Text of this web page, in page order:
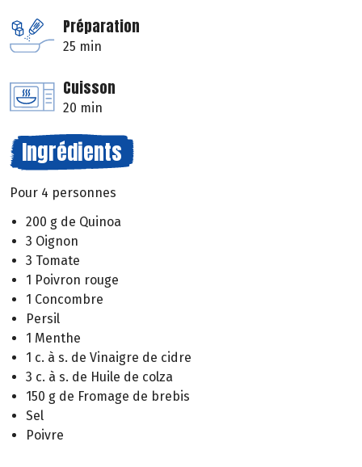
Préparation
25 min
Cuisson
20 min
Ingrédients
Pour 4 personnes
200 g de Quinoa
3 Oignon
3 Tomate
1 Poivron rouge
1 Concombre
Persil
1 Menthe
1 c. à s. de Vinaigre de cidre
3 c. à s. de Huile de colza
150 g de Fromage de brebis
Sel
Poivre